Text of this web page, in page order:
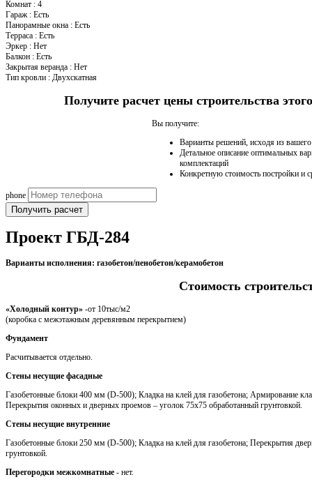
Комнат : 4
Гараж: Есть
Панорамные окна : Есть
Терраса : Есть
Эркер : Нет
Балкон : Есть
Закрытая веранда : Нет
Тип кровли : Двухскатная
Получите расчет цены строительства
Вы получите:
Варианты решений, исходя из
Детальное описание оптимальных
комплектаций
Конкретную стоимость постройки и
phone
Получить расчет
Проект ГБД-284
Варианты исполнения: газобетон/пенобетон/керамобетон
Стоимость
«Холодный контур» -от 10тыс/м2
(коробка с межэтажным деревянным перекрытием)
Фундамент
Расчитывается отдельно.
Стены несущие фасадные
Газобетонные блоки 400 мм (D-500); Кладка на клей для газобетона; Армирование
Перекрытия оконных и дверных проемов – уголок 75х75 обработанный грунтовкой.
Стены несущие внутренние
Газобетонные блоки 250 мм (D-500); Кладка на клей для газобетона; Перекрытия
грунтовкой.
Перегородки межкомнатные - нет.